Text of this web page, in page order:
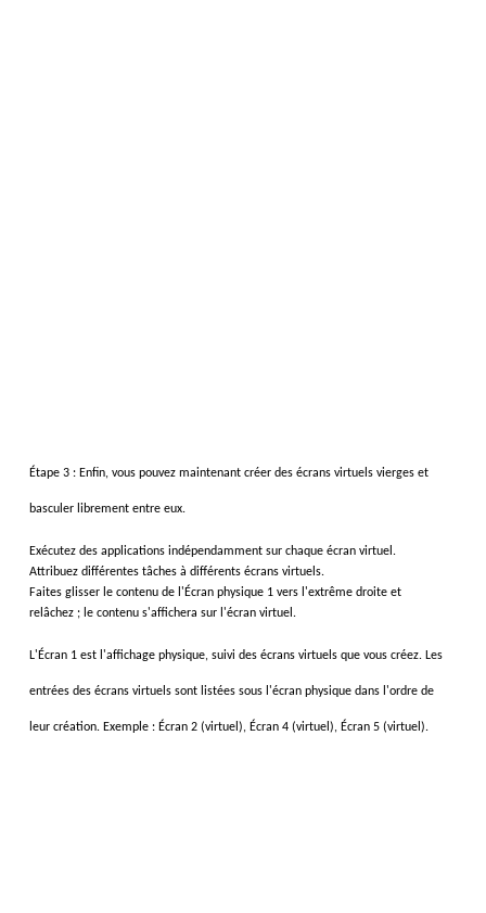
Étape 3 : Enfin, vous pouvez maintenant créer des écrans virtuels vierges et
basculer librement entre eux.
Exécutez des applicationsindépendamment sur chaque écran virtuel.
Attribuez différentes tâches à différents écrans virtuels.
Faites glisser le contenu de l'Écran physique 1 vers l'extrême droite et
relâchez ; le contenu s'affichera sur l'écran virtuel.
L'Écran 1 est l'affichage physique, suivi des écrans virtuels que vous créez. Les
entrées des écrans virtuels sont listées sous l'écran physique dans l'ordre de
leur création. Exemple : Écran 2 (virtuel), Écran 4 (virtuel), Écran 5 (virtuel).